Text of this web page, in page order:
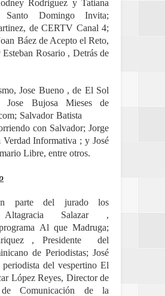
Rodriguez y Tatiana
Domingo Invita;
de CERTV Canal 4;
Báez de Acepto el Reto,
Rosario , Detrás de
Jose Bueno , de El Sol
Jose Bujosa Mieses de
Salvador Batista
con Salvador; Jorge
Verdad Informativa ; y José
Libre, entre otros.
parte del jurado los
Altagracia Salazar ,
Al que Madruga;
, Presidente del
de Periodistas; José
del vespertino El
López Reyes, Director de
Comunicación de la